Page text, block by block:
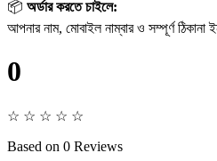
📦 অর্ডার করতে চাইলে:
আপনার নাম, মোবাইল নাম্বার ও সম্পূর্ণ
0
☆ ☆ ☆ ☆ ☆
Based on 0 Reviews